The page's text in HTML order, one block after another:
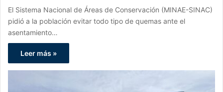
El Sistema Nacional de Áreas de Conservación (MINAE-SINAC)
pidió a la población evitar todo tipo de quemas ante el
asentamiento…
Leer más »